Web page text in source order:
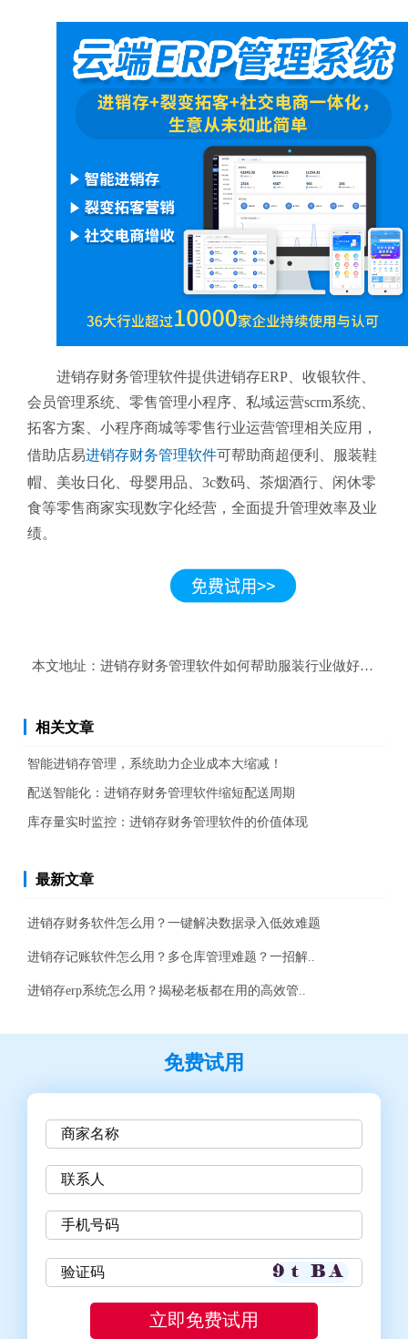
进销存财务管理软件提供进销存ERP、收银软件、
会员管理系统、零售管理小程序、私域运营scrm系统、
拓客方案、小程序商城等零售行业运营管理相关应用，
借助店易进销存财务管理软件可帮助商超便利、服装鞋
帽、美妆日化、母婴用品、3c数码、茶烟酒行、闲休零
食等零售商家实现数字化经营，全面提升管理效率及业
绩。
本文地址： 进销存财务管理软件如何帮助服装行业做好库存管
相关文章
智能进销存管理，系统助力企业成本大缩减！
配送智能化：进销存财务管理软件缩短配送周期
库存量实时监控：进销存财务管理软件的价值体现
最新文章
进销存财务软件怎么用？一键解决数据录入低效难题
进销存记账软件怎么用？多仓库管理难题？一招解..
进销存erp系统怎么用？揭秘老板都在用的高效管..
免费试用